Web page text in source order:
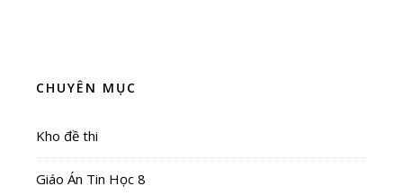
CHUYÊN MỤC
Kho đề thi
Giáo Án Tin Học 8